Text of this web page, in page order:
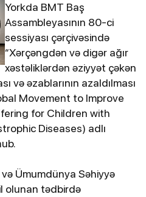
Yorkda BMT Baş
Assambleyasının 80-ci
sessiyası çərçivəsində
“Xərçəngdən və digər ağır
xəstəliklərdən əziyyət çəkən
və əzablarının azaldılması
Movement to Improve
for Children with
Diseases) adlı
Ümumdünya Səhiyyə
olunan tədbirdə